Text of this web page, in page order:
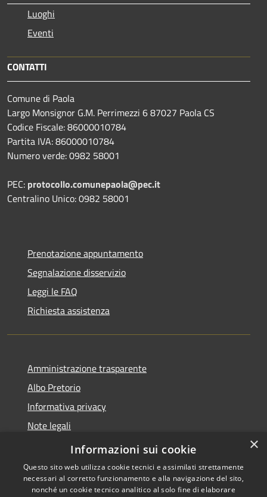
Luoghi
Eventi
CONTATTI
Comune di Paola
Largo Monsignor G.M. Perrimezzi 6 87027 Paola CS
Codice Fiscale: 86000010784
Partita IVA: 86000010784
Numero verde: 0982 58001
PEC: protocollo.comunepaola@pec.it
Centralino Unico: 0982 58001
Prenotazione appuntamento
Segnalazione disservizio
Leggi le FAQ
Richiesta assistenza
Amministrazione trasparente
Albo Pretorio
Informativa privacy
Note legali
Dichiarazione di accessibilità
×
Informazioni sui cookie
Questo sito web utilizza cookie tecnici e assimilati strettamente
necessari al corretto funzionamento e alla navigazione del sito,
nonché un cookie tecnico analitico al solo fine di elaborare